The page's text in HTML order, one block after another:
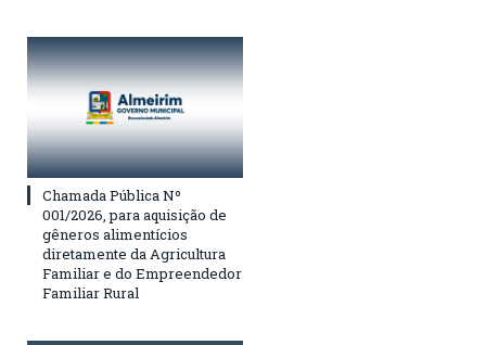
Chamada Pública Nº
001/2026, para aquisição de
gêneros alimentícios
diretamente da Agricultura
Familiar e do Empreendedor
Familiar Rural